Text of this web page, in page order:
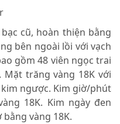
cũ, hoàn thiện bằng
bên ngoài lồi với vạch
gồm 48 viên ngọc trai
trăng vàng 18K với
ngược. Kim giờ/phút
18K. Kim ngày đen
bằng vàng 18K.